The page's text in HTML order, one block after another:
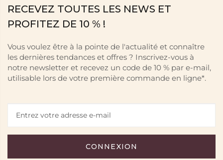
RECEVEZ TOUTES LES NEWS ET
PROFITEZ DE 10 % !
Vous voulez être à la pointe de l'actualité et connaître
les dernières tendances et offres ? Inscrivez-vous à
notre newsletter et recevez un code de 10 % par e-mail,
utilisable lors de votre première commande en ligne*.